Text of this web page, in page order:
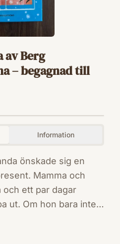
av Berg
– begagnad till
Information
önskade sig en
Mamma och
och ett par dagar
ut. Om hon bara inte
Så ser